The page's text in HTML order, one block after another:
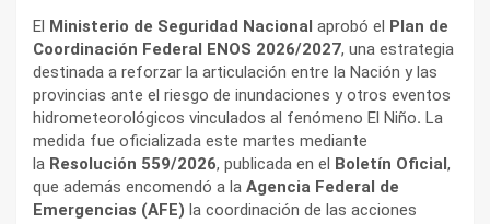
El Ministerio de Seguridad Nacional aprobó el Plan de
Coordinación Federal ENOS 2026/2027, una estrategia
destinada a reforzar la articulación entre la Nación y las
provincias ante el riesgo de inundaciones y otros eventos
hidrometeorológicos vinculados al fenómeno El Niño. La
medida fue oficializada este martes mediante
la Resolución 559/2026, publicada en el Boletín Oficial,
que además encomendó a la Agencia Federal de
Emergencias (AFE) la coordinación de las acciones